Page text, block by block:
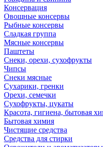
Консервация
Овощные консервы
Рыбные консервы
Сладкая группа
Мясные консервы
Паштеты
Снеки, орехи, сухофрукты
Чипсы
Снеки мясные
Сухарики, гренки
Орехи, семечки
Сухофрукты, цукаты
Красота, гигиена, бытовая
Бытовая химия
Чистящие средства
Средства для стирки